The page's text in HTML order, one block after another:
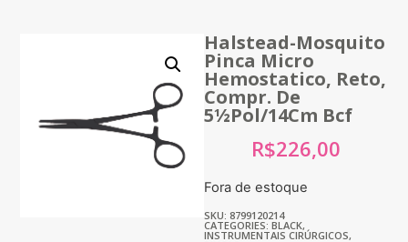
Halstead-Mosquito
Pinca Micro
Hemostatico, Reto,
Compr. De
5½Pol/14Cm Bcf
R$226,00
Fora de estoque
SKU: 8799120214
CATEGORIES: BLACK,
INSTRUMENTAIS CIRÚRGICOS,